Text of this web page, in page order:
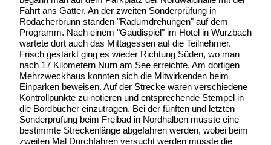
Fahrt ans Gatter. An der zweiten Sonderprüfung in
Rodacherbrunn standen "Radumdrehungen" auf dem
Programm. Nach einem "Gaudispiel" im Hotel in Wurzbach
wartete dort auch das Mittagessen auf die Teilnehmer.
Frisch gestärkt ging es wieder Richtung Süden, wo man
nach 17 Kilometern Nurn am See erreichte. Am dortigen
Mehrzweckhaus konnten sich die Mitwirkenden beim
Einparken beweisen. Auf der Strecke waren verschiedene
Kontrollpunkte zu notieren und entsprechende Stempel in
die Bordbücher einzutragen. Bei der fünften und letzten
Sonderprüfung beim Freibad in Nordhalben musste eine
bestimmte Streckenlänge abgefahren werden, wobei beim
zweiten Mal Durchfahren versucht werden musste die